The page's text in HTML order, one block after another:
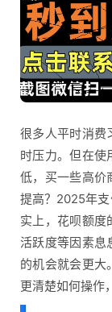
很多人平时消费
时压力。但在使
低，买一些高价
提高？2025年
实上，花呗额度
活跃度等因素息
的机会就会更大
更清楚如何操作